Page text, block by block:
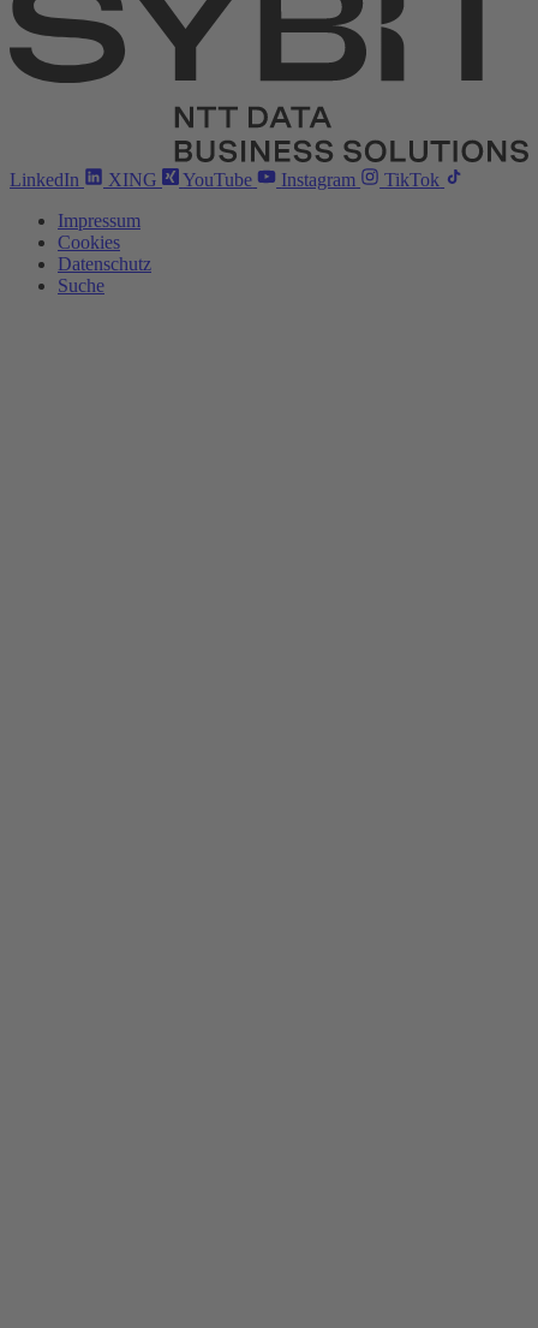
LinkedIn XING YouTube Instagram
TikTok
Impressum
Cookies
Datenschutz
Suche